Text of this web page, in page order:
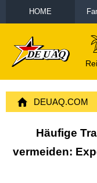
HOME
DEUAQ.COM
Häufige
vermeiden: